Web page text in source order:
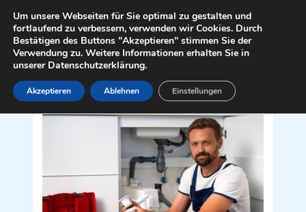
Inhalt
springen
Sanitär Installateur für Hernstein 2560
Um unsere Webseiten für Sie optimal zu gestalten und
fortlaufend zu verbessern, verwenden wir Cookies. Durch
Bestätigen des Buttons "Akzeptieren" stimmen Sie der
Verwendung zu. Weitere Informationen erhalten Sie in
unserer Datenschutzerklärung.
Akzeptieren Ablehnen Einstellungen